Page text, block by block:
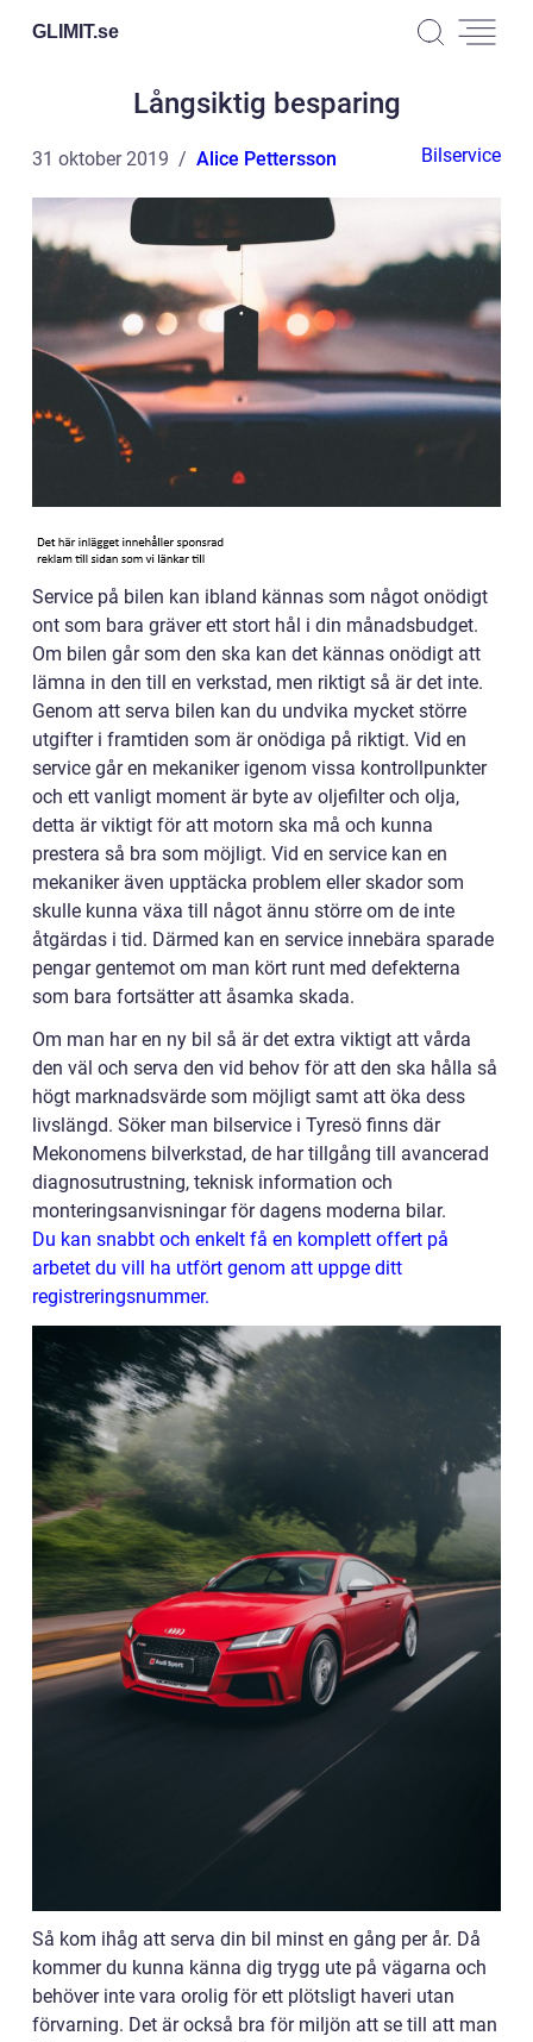
GLIMIT.se
Långsiktig besparing
31 oktober 2019 Alice Pettersson Bilservice
Service på bilen kan ibland kännas som något onödigt
ont som bara gräver ett stort hål i din månadsbudget.
Om bilen går som den ska kan det kännas onödigt att
lämna in den till en verkstad, men riktigt så är det inte.
Genom att serva bilen kan du undvika mycket större
utgifter i framtiden som är onödiga på riktigt. Vid en
service går en mekaniker igenom vissa kontrollpunkter
och ett vanligt moment är byte av oljefilter och olja,
detta är viktigt för att motorn ska må och kunna
prestera så bra som möjligt. Vid en service kan en
mekaniker även upptäcka problem eller skador som
skulle kunna växa till något ännu större om de inte
åtgärdas i tid. Därmed kan en service innebära sparade
pengar gentemot om man kört runt med defekterna
som bara fortsätter att åsamka skada.
Om man har en ny bil så är det extra viktigt att vårda
den väl och serva den vid behov för att den ska hålla så
högt marknadsvärde som möjligt samt att öka dess
livslängd. Söker man bilservice i Tyresö finns där
Mekonomens bilverkstad, de har tillgång till avancerad
diagnosutrustning, teknisk information och
monteringsanvisningar för dagens moderna bilar.
Du kan snabbt och enkelt få en komplett offert på
arbetet du vill ha utfört genom att uppge ditt
registreringsnummer.
Så kom ihåg att serva din bil minst en gång per år. Då
kommer du kunna känna dig trygg ute på vägarna och
behöver inte vara orolig för ett plötsligt haveri utan
förvarning. Det är också bra för miljön att se till att man